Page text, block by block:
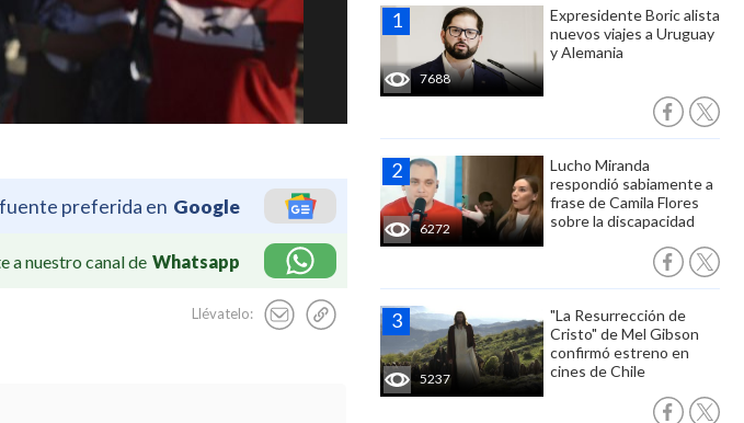
preferida en Google
a nuestro canal de Whatsapp
Llévatelo:
7688
Expresidente Boric alista
nuevos viajes a Uruguay
y Alemania
6272
Lucho Miranda
respondió sabiamente a
frase de Camila Flores
sobre la discapacidad
5237
"La Resurrección de
Cristo" de Mel Gibson
confirmó estreno en
cines de Chile